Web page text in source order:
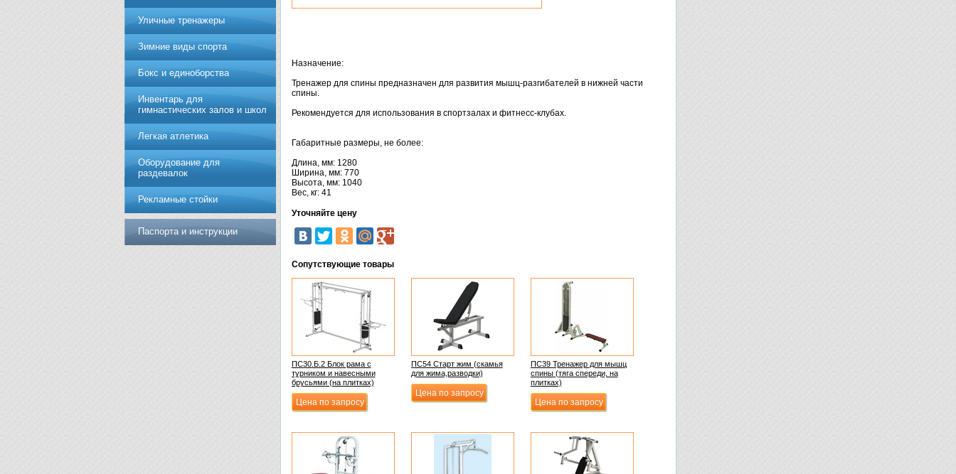
Назначение:
Тренажер для спины предназначен для развития мышц-разгибателей в нижней части
спины.
Рекомендуется для использования в спортзалах и фитнесс-клубах.
Габаритные размеры, не более:
Длина, мм: 1280
Ширина, мм: 770
Высота, мм: 1040
Вес, кг: 41
Уточняйте цену
Сопутствующие товары
ПС30.Б.2 Блок рама с
турником и навесными
брусьями (на плитках)
Цена по запросу
ПС54 Старт жим (скамья
для жима,разводки)
Цена по запросу
ПС39 Тренажер для мышц
спины (тяга спереди, на
плитках)
Цена по запросу
Уличные тренажеры
Зимние виды спорта
Бокс и единоборства
Инвентарь для
гимнастических залов и школ
Легкая атлетика
Оборудование для
раздевалок
Рекламные стойки
Паспорта и инструкции